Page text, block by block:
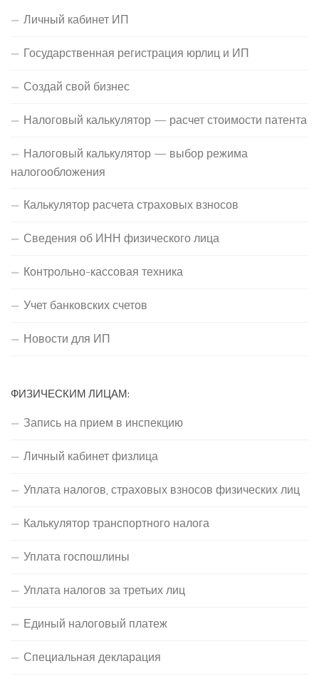
Личный кабинет ИП
Государственная регистрация юрлиц и ИП
Создай свой бизнес
Налоговый калькулятор — расчет стоимости патента
Налоговый калькулятор — выбор режима
налогообложения
Калькулятор расчета страховых взносов
Сведения об ИНН физического лица
Контрольно-кассовая техника
Учет банковских счетов
Новости для ИП
ФИЗИЧЕСКИМ ЛИЦАМ:
Запись на прием в инспекцию
Личный кабинет физлица
Уплата налогов, страховых взносов физических лиц
Калькулятор транспортного налога
Уплата госпошлины
Уплата налогов за третьих лиц
Единый налоговый платеж
Специальная декларация